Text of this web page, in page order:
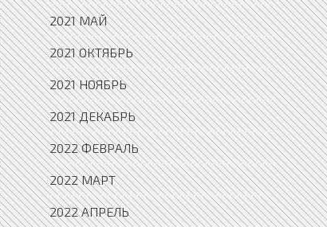
2021 МАЙ
2021 ОКТЯБРЬ
2021 НОЯБРЬ
2021 ДЕКАБРЬ
2022 ФЕВРАЛЬ
2022 МАРТ
2022 АПРЕЛЬ